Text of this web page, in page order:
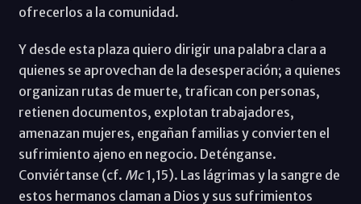
ofrecerlos a la comunidad.
Y desde esta plaza quiero dirigir una palabra clara a
quienes se aprovechan de la desesperación; a quienes
organizan rutas de muerte, trafican con personas,
retienen documentos, explotan trabajadores,
amenazan mujeres, engañan familias y convierten el
sufrimiento ajeno en negocio. Deténganse.
Conviértanse (cf. Mc1,15). Las lágrimas y la sangre de
estos hermanos claman a Dios y sus sufrimientos